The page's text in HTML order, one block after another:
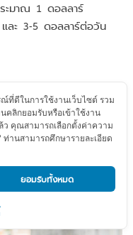
ระมาณ 1 ดอลลาร์
และ 3-5 ดอลลาร์ต่อวัน
ากให้ให้รางวัลเป็นเงิน
เช่นนั้นจะไม่มีใครหยิบไป
อาด
บรถ
ที่ดีในการใช้งานเว็บไซต์ รวม
คลิกยอมรับหรือเข้าใช้งาน
ว คุณสามารถเลือกตั้งค่าความ
านสามารถศึกษารายละเอียด
ยอมรับทั้งหมด